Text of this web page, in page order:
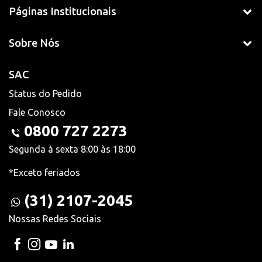
Páginas Institucionais
Sobre Nós
SAC
Status do Pedido
Fale Conosco
0800 727 2273
Segunda à sexta 8:00 às 18:00
*Exceto feriados
(31) 2107-2045
Nossas Redes Sociais